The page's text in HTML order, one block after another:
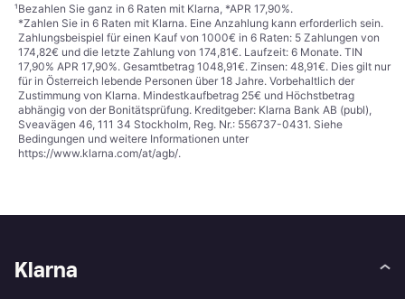
¹Bezahlen Sie ganz in 6 Raten mit Klarna, *APR 17,90%.
*Zahlen Sie in 6 Raten mit Klarna. Eine Anzahlung kann erforderlich sein.
Zahlungsbeispiel für einen Kauf von 1000€ in 6 Raten: 5 Zahlungen von
174,82€ und die letzte Zahlung von 174,81€. Laufzeit: 6 Monate. TIN
17,90% APR 17,90%. Gesamtbetrag 1048,91€. Zinsen: 48,91€. Dies gilt nur
für in Österreich lebende Personen über 18 Jahre. Vorbehaltlich der
Zustimmung von Klarna. Mindestkaufbetrag 25€ und Höchstbetrag
abhängig von der Bonitätsprüfung. Kreditgeber: Klarna Bank AB (publ),
Sveavägen 46, 111 34 Stockholm, Reg. Nr.: 556737-0431. Siehe
Bedingungen und weitere Informationen unter
https://www.klarna.com/at/agb/.
Klarna